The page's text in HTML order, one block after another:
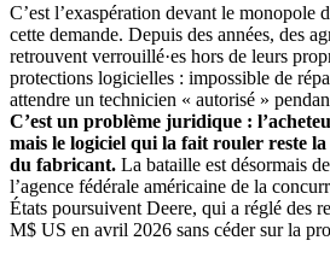
C’est l’exaspération devant le monopole
cette demande. Depuis des années, des
retrouvent verrouillé·es hors de leurs
protections logicielles : impossible de
attendre un technicien « autorisé »
C’est un problème juridique :
mais le logiciel qui la fait rouler reste
du fabricant. La bataille est désormais
l’agence fédérale américaine de la
États poursuivent Deere, qui a réglé des
M$ US en avril 2026 sans céder sur la